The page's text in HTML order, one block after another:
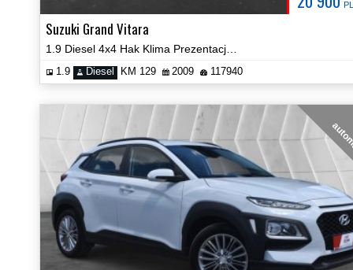
Suzuki Grand Vitara
1.9 Diesel KM 129 2009 117940